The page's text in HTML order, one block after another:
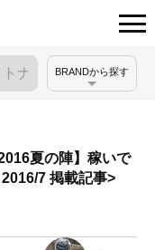
BRANDから探す
夏の陣】稼いで
7 掲載記事>